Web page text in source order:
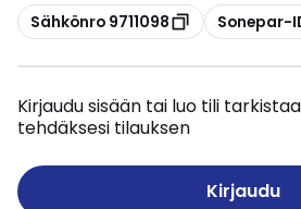
Kopioi
Sähkönro 9711098 Kopioi
Sonepar-
Kirjaudu sisään tai luo tili
tehdäksesi tilauksen
Kirjaudu